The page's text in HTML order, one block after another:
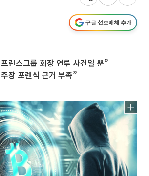
구글 선호매체 추가
린스그룹 회장 연루 사건일 뿐”
장 포렌식 근거 부족”